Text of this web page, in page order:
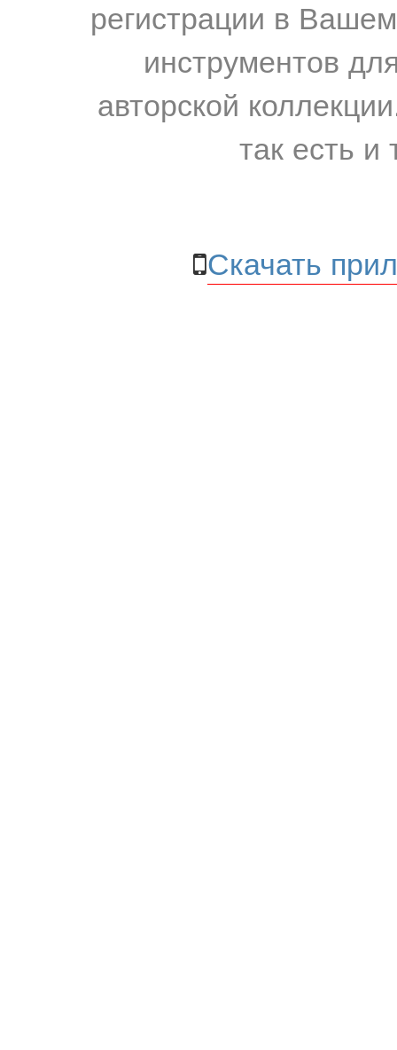
регистрации в
инструментов
авторской
так есть и
Скачать